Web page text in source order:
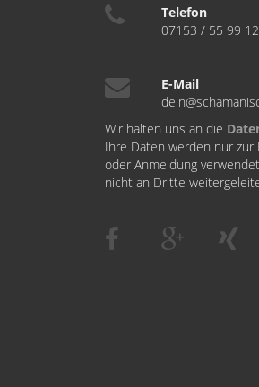
Telefon
07153 / 55 99 12
E-Mail
Wir halten uns an die
Ihre Daten werden nur zur
oder Anmeldung
nicht an Dritte